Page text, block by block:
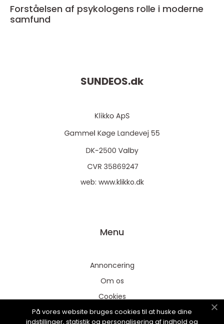
Forståelsen af psykologens rolle i moderne
samfund
SUNDEOS.dk
web: www.klikko.dk
Menu
Annoncering
Om os
Cookies
Kontakt os
På vores website bruges cookies til at huske dine
indstillinger, statistik og personalisering af indhold og